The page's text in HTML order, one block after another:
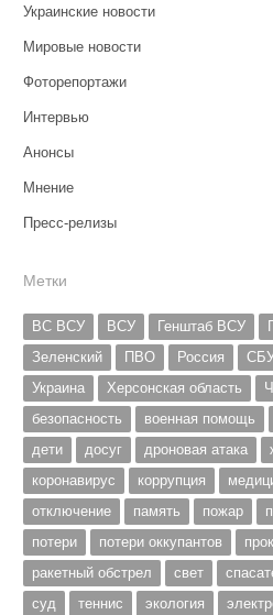
Украинские новости
Мировые новости
Фоторепортажи
Интервью
Анонсы
Мнение
Пресс-релизы
Метки
ВС ВСУ ВСУ Генштаб ВСУ
Зеленский
ПВО Россия
Украина
Херсонская область
безопасность
военная помощь
дети
досуг дроновая атака
коронавирус
коррупция
отключение
память пожар
потери
потери оккупантов
ракетный обстрел
свет
суд
теннис экология